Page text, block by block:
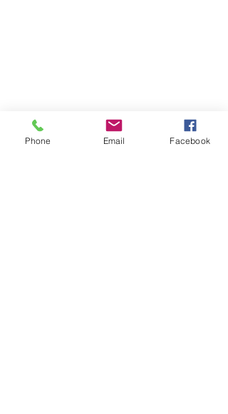
Phone Email Facebook